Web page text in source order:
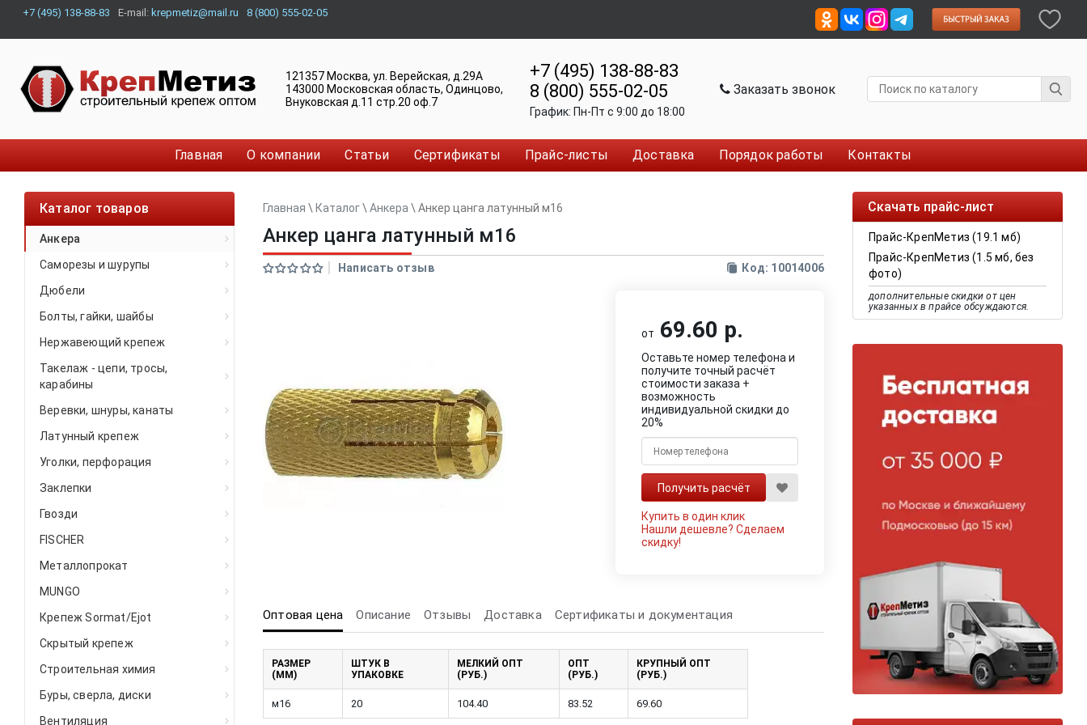
+7 (495) 138-88-83 E-mail: krepmetiz@mail.ru 8 (800) 555-02-05
121357 Москва, ул. Верейская, д.29А
143000 Московская область, Одинцово,
Внуковская д.11 стр.20 оф.7
+7 (495) 138-88-83
8 (800) 555-02-05
График: Пн-Пт c 9:00 до 18:00
Заказать звонок
Главная О компании Статьи Сертификаты Прайс-листы Доставка Порядок работы Контакты
Каталог товаров
Анкера
Саморезы и шурупы
Дюбели
Болты, гайки, шайбы
Нержавеющий крепеж
Такелаж - цепи, тросы,
карабины
Веревки, шнуры, канаты
Латунный крепеж
Уголки, перфорация
Заклепки
Гвозди
FISCHER
Металлопрокат
MUNGO
Крепеж Sormat/Ejot
Скрытый крепеж
Строительная химия
Буры, сверла, диски
Вентиляция
Скачать прайс-лист
Прайс-КрепМетиз (19.1 мб)
Прайс-КрепМетиз (1.5 мб, без
фото)
дополнительные скидки от цен
указанных в прайсе обсуждаются.
Главная \ Каталог\ Анкера \ Анкер цанга латунный м16
Анкер цанга латунный м16
Написать отзыв Код: 10014006
от 69.60 р.
Оставьте номер телефона и
получите точный расчёт
стоимости заказа +
возможность
индивидуальной скидки до
20%
Купить в один клик
Нашли дешевле?Сделаем
скидку!
Оптовая цена Описание Отзывы Доставка Сертификаты и документация
РАЗМЕР
(ММ)
ШТУК В
УПАКОВКЕ
МЕЛКИЙ ОПТ
(РУБ.)
ОПТ
(РУБ.)
КРУПНЫЙ ОПТ
(РУБ.)
м16 20 104.40 83.52 69.60